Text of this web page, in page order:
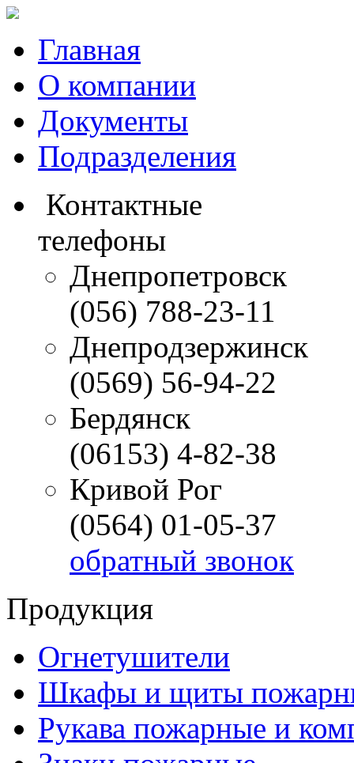
Главная
О компании
Документы
Подразделения
Контактные
телефоны
Днепропетровск
(056) 788-23-11
Днепродзержинск
(0569) 56-94-22
Бердянск
(06153) 4-82-38
Кривой Рог
(0564) 01-05-37
обратный звонок
Продукция
Огнетушители
Шкафы и щиты
Рукава пожарные и